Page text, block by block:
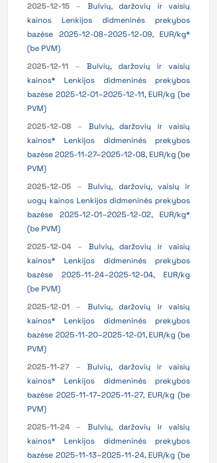
2025-12-15 – Bulvių, daržovių ir vaisių
kainos Lenkijos didmeninės prekybos
bazėse 2025-12-08–2025-12-09, EUR/kg*
(be PVM)
2025-12-11 – Bulvių, daržovių ir vaisių
kainos* Lenkijos didmeninės prekybos
bazėse 2025-12-01–2025-12-11, EUR/kg (be
PVM)
2025-12-08 – Bulvių, daržovių ir vaisių
kainos* Lenkijos didmeninės prekybos
bazėse 2025-11-27–2025-12-08, EUR/kg (be
PVM)
2025-12-05 –Bulvių, daržovių, vaisių ir
uogų kainos Lenkijos didmeninės prekybos
bazėse 2025-12-01–2025-12-02, EUR/kg*
(be PVM)
2025-12-04 – Bulvių, daržovių ir vaisių
kainos* Lenkijos didmeninės prekybos
bazėse 2025-11-24–2025-12-04, EUR/kg
(be PVM)
2025-12-01 – Bulvių, daržovių ir vaisių
kainos* Lenkijos didmeninės prekybos
bazėse 2025-11-20–2025-12-01, EUR/kg (be
PVM)
2025-11-27 –Bulvių, daržovių ir vaisių
kainos* Lenkijos didmeninės prekybos
bazėse 2025-11-17–2025-11-27, EUR/kg (be
PVM)
2025-11-24 – Bulvių, daržovių ir vaisių
kainos* Lenkijos didmeninės prekybos
bazėse 2025-11-13–2025-11-24, EUR/kg (be